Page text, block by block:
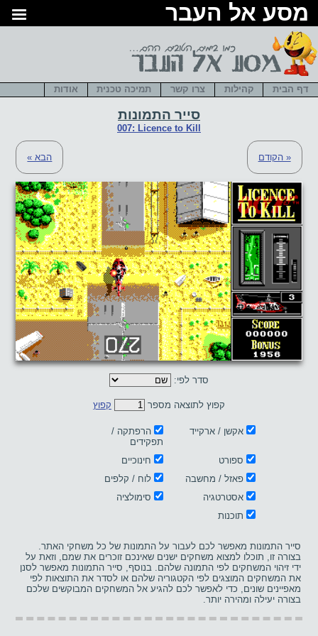
סייר התמונות
007: Licence to Kill
הבא » « הקודם
סדר לפי:
קפוץ לתוצאה מספר קפוץ
אקשן / ארקייד
הרפתקה /
תפקידים
ספורט
חינוכיים
פאזל / מחשבה
לוח / קלפים
אסטרטגיה
סימולציה
תוכנות
סייר התמונות מאפשר לכם לעבור על התמונות של כל משחקי האתר.
בצורה זו, תוכלו למצוא משחקים ישנים שאינכם זוכרים את שמם, וזאת על
ידי זיהוי המשחקים לפי התמונה שלהם. בנוסף, סייר התמונות מאפשר לסנן
את המשחקים המוצגים לפי הקטגוריה שלהם או לסדר את התוצאות לפי
מאפיינים שונים, כדי לאפשר לכם להגיע אל המשחקים המבוקשים שלכם
בצורה יעילה ומהירה יותר.
אל העבר
דף הבית קהילות צרו קשר תמיכה טכנית אודות